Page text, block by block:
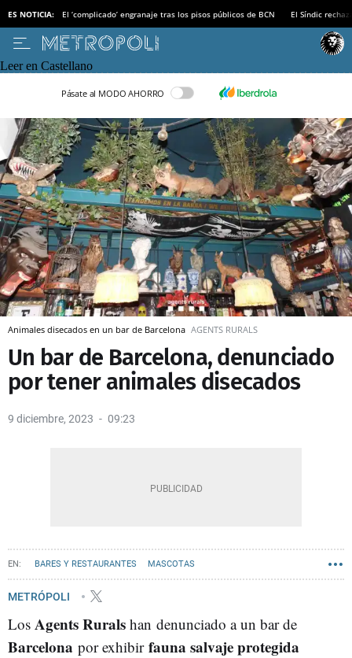
ES NOTICIA: El ‘complicado’ engranaje tras los pisos públicos de BCN El Síndic
Leer en Castellano
Pásate al MODO AHORRO
Animales disecados en un bar de Barcelona AGENTS RURALS
Un bar de Barcelona, denunciado
por tener animales disecados
9 diciembre, 2023 09:23
BARES Y RESTAURANTES MASCOTAS
METRÓPOLI
Los Agents Rurals han denunciado a un bar de
Barcelona por exhibir fauna salvaje protegida